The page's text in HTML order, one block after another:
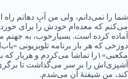
شما را نمی‌دانم، ولی من آبِ دهانم راه
می‌کنم که معده‌ام خودش را برای
آماده کرده است. بسیارخوب، به
دوزخی که هر بار برنامه تلویزیونی
مکعبی»۱را تماشا می‌کردم و هربار
آشپزی‌اش را بر سر می‌گذاشت تا
کند، من شیفتۀ آن می‌شدم.